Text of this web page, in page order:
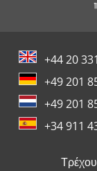
+44 20
+49 201
+49 201
+34 911